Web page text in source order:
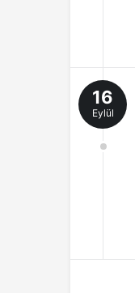
16
Eylül